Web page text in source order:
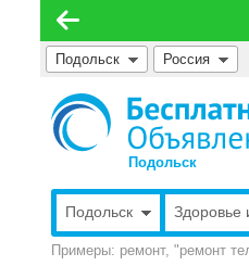
Подольск Россия
Подольск
Подольск Здоровье
Примеры: ремонт, "ремонт